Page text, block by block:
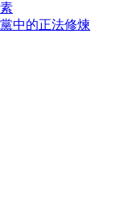
中的正法修煉